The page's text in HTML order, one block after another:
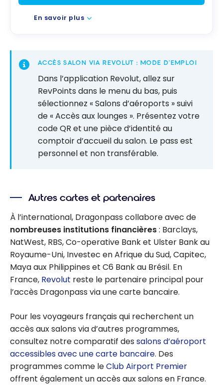
En savoir plus
ACCÈS SALON VIA REVOLUT : MODE D’EMPLOI
Dans l’application Revolut, allez sur
RevPoints dans le menu du bas, puis
sélectionnez « Salons d’aéroports » suivi
de « Accès aux lounges ». Présentez votre
code QR et une pièce d’identité au
comptoir d’accueil du salon. Le pass est
personnel et non transférable.
Autres cartes et partenaires
À l’international, Dragonpass collabore avec de
nombreuses institutions financières: Barclays,
NatWest, RBS, Co-operative Bank et Ulster Bank au
Royaume-Uni, Investec en Afrique du Sud, Capitec,
Maya aux Philippines et C6 Bank au Brésil. En
France, Revolut reste le partenaire principal pour
l’accès Dragonpass via une carte bancaire.
Pour les voyageurs français qui recherchent un
accès aux salons via d’autres programmes,
consultez notre comparatif des salons d’aéroport
accessibles avec une carte bancaire. Des
programmes comme leClub Airport Premier
offrent également un accès aux salons en France.